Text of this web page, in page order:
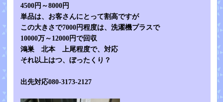
4500円～8000円
単品は、お客さんにとって割高ですが
この大きさで7000円程度は、洗濯機プラスで
10000万～12000円で回収
鴻巣 北本 上尾程度で、対応
それ以上はつ、ぼったくり？
出先対応080-3173-2127